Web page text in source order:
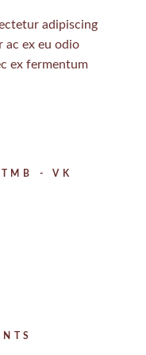
adipiscing
ac ex eu odio
ex fermentum
TMB VK